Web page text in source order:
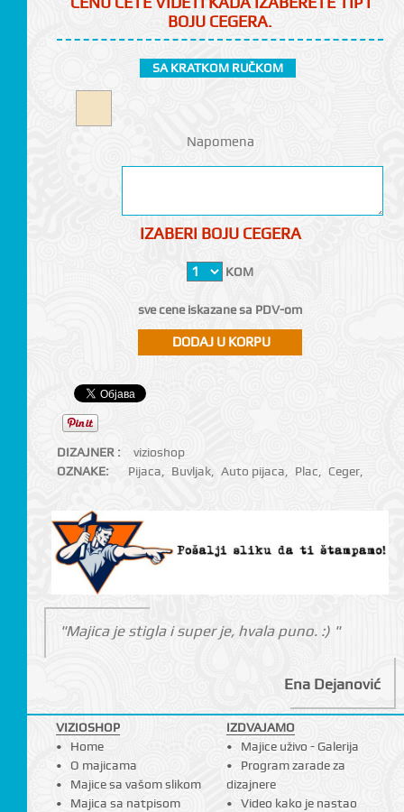
BOJU CEGERA.
SA KRATKOM RUČKOM
Napomena
IZABERI BOJU CEGERA
KOM
sve cene iskazane sa PDV-om
DIZAJNER :
vizioshop
OZNAKE:
Pijaca Buvljak, Auto pijaca Plac Ceger,
"Majica je stigla i super je, hvala puno. :) "
Ena Dejanović
VIZIOSHOP
Home
O majicama
Majice sa vašom slikom
Majica sa natpisom
IZDVAJAMO
Majice uživo - Galerija
Program zarade za
dizajnere
Video kako je nastao